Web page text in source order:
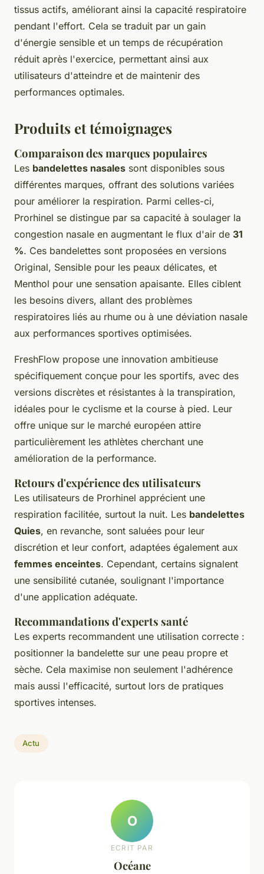
tissus actifs, améliorant ainsi la capacité respiratoire
pendant l'effort. Cela se traduit par un gain
d'énergie sensible et un temps de récupération
réduit après l'exercice, permettant ainsi aux
utilisateurs d'atteindre et de maintenir des
performances optimales.
Produits et témoignages
Comparaison des marques populaires
Les bandelettes nasales sont disponibles sous
différentes marques, offrant des solutions variées
pour améliorer la respiration. Parmi celles-ci,
Prorhinel se distingue par sa capacité à soulager la
congestion nasale en augmentant le flux d'air de 31
%. Ces bandelettes sont proposées en versions
Original, Sensible pour les peaux délicates, et
Menthol pour une sensation apaisante. Elles ciblent
les besoins divers, allant des problèmes
respiratoires liés au rhume ou à une déviation nasale
aux performances sportives optimisées.
FreshFlow propose une innovation ambitieuse
spécifiquement conçue pour les sportifs, avec des
versions discrètes et résistantes à la transpiration,
idéales pour le cyclisme et la course à pied. Leur
offre unique sur le marché européen attire
particulièrement les athlètes cherchant une
amélioration de la performance.
Retours d'expérience des utilisateurs
Les utilisateurs de Prorhinel apprécient une
respiration facilitée, surtout la nuit. Les bandelettes
Quies, en revanche, sont saluées pour leur
discrétion et leur confort, adaptées également aux
femmes enceintes. Cependant, certains signalent
une sensibilité cutanée, soulignant l'importance
d'une application adéquate.
Recommandations d'experts santé
Les experts recommandent une utilisation correcte :
positionner la bandelette sur une peau propre et
sèche. Cela maximise non seulement l'adhérence
mais aussi l'efficacité, surtout lors de pratiques
sportives intenses.
Actu
O
ECRIT PAR
Océane